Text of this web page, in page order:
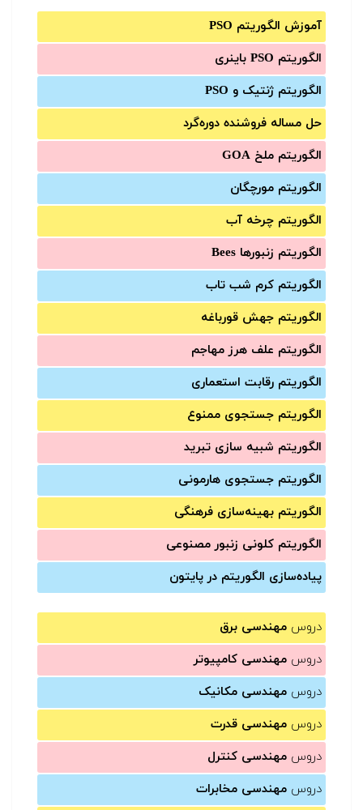
آموزش الگوریتم PSO
الگوریتم PSO باینری
الگوریتم ژنتیک و PSO
حل مساله فروشنده دوره‌گرد
الگوریتم ملخ GOA
الگوریتم مورچگان
الگوریتم چرخه آب
الگوریتم زنبورها Bees
الگوریتم کرم شب تاب
الگوریتم جهش قورباغه
الگوریتم علف هرز مهاجم
الگوریتم رقابت استعماری
الگوریتم جستجوی ممنوع
الگوریتم شبیه سازی تبرید
الگوریتم جستجوی هارمونی
الگوریتم بهینه‌سازی فرهنگی
الگوریتم کلونی زنبور مصنوعی
پیاده‌سازی الگوریتم در پایتون
دروس مهندسی برق
دروس مهندسی کامپیوتر
دروس مهندسی مکانیک
دروس مهندسی قدرت
دروس مهندسی کنترل
دروس مهندسی مخابرات